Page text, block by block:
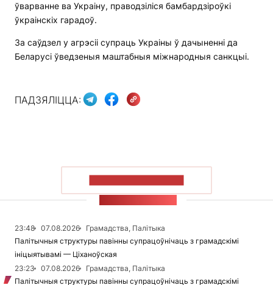
ўварванне ва Украіну, праводзіліся бамбардзіроўкі
ўкраінскіх гарадоў.
За саўдзел у агрэсіі супраць Украіны ў дачыненні да
Беларусі ўведзеныя маштабныя міжнародныя санкцыі.
ПАДЗЯЛІЦЦА:
23:48 07.08.2026
Грамадства, Палітыка
Палітычныя структуры павінны супрацоўнічаць з грамадскімі
ініцыятывамі — Ціханоўская
23:23
07.08.2026
Грамадства, Палітыка
Палітычныя структуры павінны супрацоўнічаць з грамадскімі